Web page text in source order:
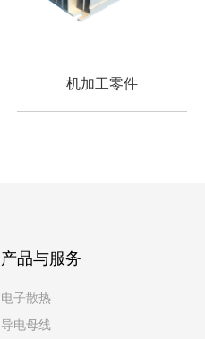
机加工零件
产品与服务
电子散热
导电母线